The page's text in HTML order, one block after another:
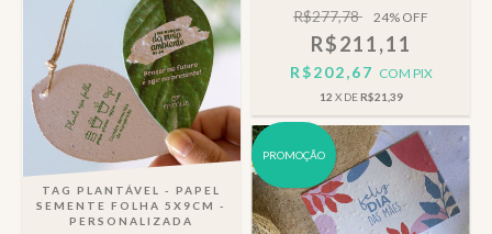
R$277,78 24% OFF
R$211,11
R$202,67 COM PIX
12 X DER$21,39
TAG PLANTÁVEL - PAPEL
SEMENTE FOLHA 5X9CM -
PERSONALIZADA
PROMOÇÃO